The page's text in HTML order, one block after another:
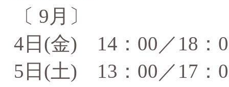
〔 9月〕
4日(金) 14：00／18：
5日(土) 13：00／17：